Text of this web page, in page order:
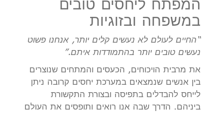
במשפחה ובזוגיות
“החיים לעולם לא נעשים קלים יותר, אנחנו פשוט
נעשים טובים יותר בהתמודדות איתם.”
את מרבית הויכוחים, הכעסים והמתחים שנוצרים
בין אנשים שנמצאים במערכת יחסים קרובה ניתן
לייחס להבדלים בתפיסה ובצורת התקשורת
ביניהם. הדרך שבה אנו רואים ותופסים את העולם